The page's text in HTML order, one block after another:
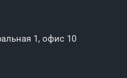
1, офис 10